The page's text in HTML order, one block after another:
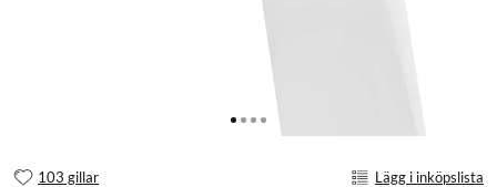
103 gillar Lägg i inköpslista